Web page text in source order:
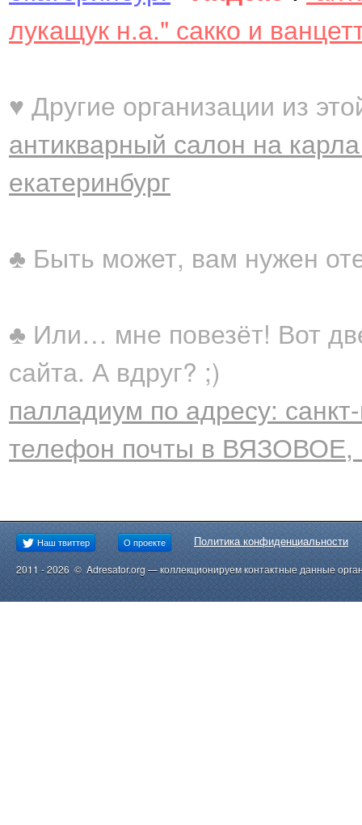
лукащук н.а." сакко и
♥ Другие организации из
антикварный салон на
екатеринбург
♣ Быть может, вам нужен
♣ Или… мне повезёт! Вот
сайта. А вдруг? ;)
палладиум по адресу:
телефон почты в ВЯЗОВОЕ,
Наш твиттер О проекте Политика конфиденциальности
2011 - 2026 © Adresator.org — коллекционируем контактные данные